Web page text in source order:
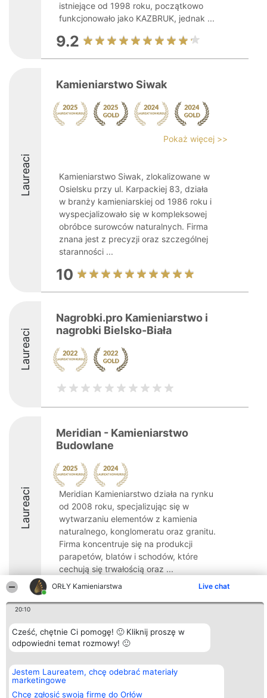
ORŁY Kamieniarstwa Live chat
20:10
Cześć, chętnie Ci pomogę! 🙂 Kliknij proszę w
odpowiedni temat rozmowy! 🙂
Jestem Laureatem, chcę odebrać materiały
marketingowe
Chcę zgłosić swoją firmę do Orłów
istniejące od 1998 roku, początkowo
funkcjonowało jako KAZBRUK, jednak ...
9.2
Laureaci
Kamieniarstwo Siwak
Pokaż więcej >>
Kamieniarstwo Siwak, zlokalizowane w
Osielsku przy ul. Karpackiej 83, działa
w branży kamieniarskiej od 1986 roku i
wyspecjalizowało się w kompleksowej
obróbce surowców naturalnych. Firma
znana jest z precyzji oraz szczególnej
staranności ...
10
Laureaci
Nagrobki.pro Kamieniarstwo i
nagrobki Bielsko-Biała
Laureaci
Meridian - Kamieniarstwo
Budowlane
Meridian Kamieniarstwo działa na rynku
od 2008 roku, specjalizując się w
wytwarzaniu elementów z kamienia
naturalnego, konglomeratu oraz granitu.
Firma koncentruje się na produkcji
parapetów, blatów i schodów, które
cechują się trwałością oraz ...
8.5
Organizator plebiscytu
Bright Side Solutions sp. z o.
o. sp. k.
Wrocław 50-079
KRS 0000749100 | Regon
381313360 | NIP 8943132676
+48 508 492 400
Plebiscyt
Laureaci
Lista
Laureatów
Zasady
Polityka
Kontakt